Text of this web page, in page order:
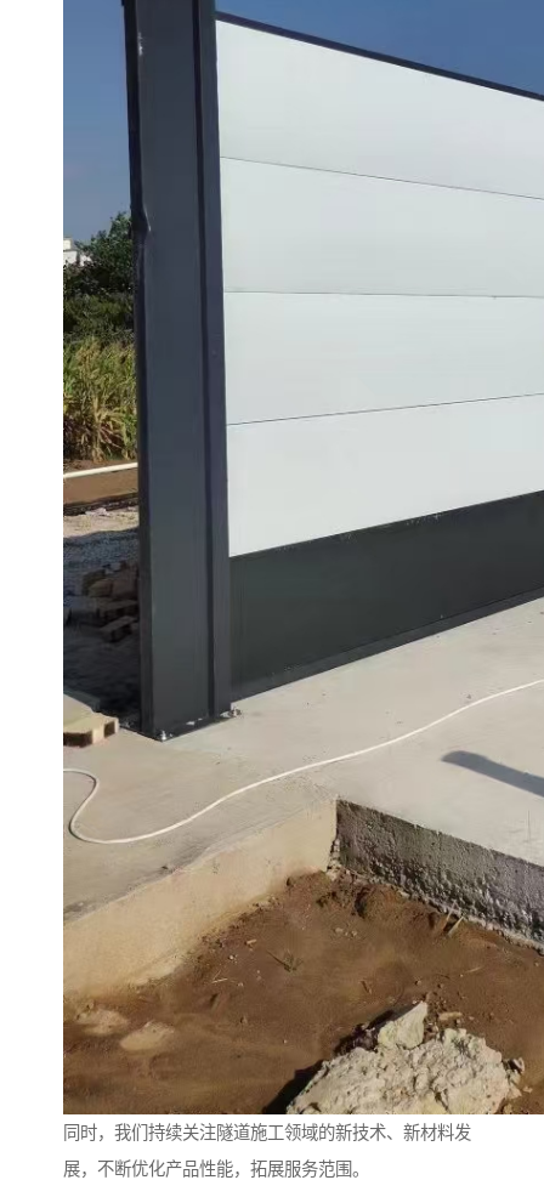
同时，我们持续关注隧道施工领域的新技术、新材料发
展，不断优化产品性能，拓展服务范围。